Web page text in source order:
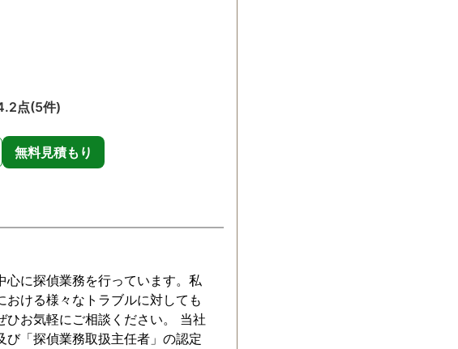
点(5件)
無料見積もり
心に探偵業務を行っています。私
ける様々なトラブルに対しても
お気軽にご相談ください。 当社
「探偵業務取扱主任者」の認定